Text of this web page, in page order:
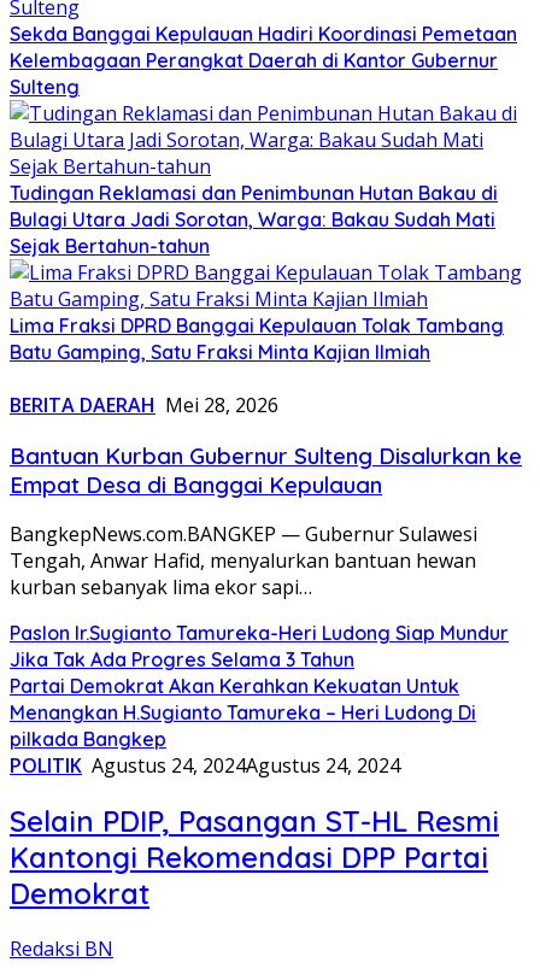
Sekda Banggai Kepulauan Hadiri Koordinasi Pemetaan
Kelembagaan Perangkat Daerah di Kantor Gubernur
Sulteng
Tudingan Reklamasi dan Penimbunan Hutan Bakau di
Bulagi Utara Jadi Sorotan, Warga: Bakau Sudah Mati
Sejak Bertahun-tahun
Lima Fraksi DPRD Banggai Kepulauan Tolak Tambang
Batu Gamping, Satu Fraksi Minta Kajian Ilmiah
BERITA DAERAH Mei 28, 2026
Bantuan Kurban Gubernur Sulteng Disalurkan ke
Empat Desa di Banggai Kepulauan
BangkepNews.com.BANGKEP — Gubernur Sulawesi
Tengah, Anwar Hafid, menyalurkan bantuan hewan
kurban sebanyak lima ekor sapi…
Paslon Ir.Sugianto Tamureka-Heri Ludong Siap Mundur
Jika Tak Ada Progres Selama 3 Tahun
Partai Demokrat Akan Kerahkan Kekuatan Untuk
Menangkan H.Sugianto Tamureka – Heri Ludong Di
pilkada Bangkep
POLITIK Agustus 24, 2024Agustus 24, 2024
Selain PDIP, Pasangan ST-HL Resmi
Kantongi Rekomendasi DPP Partai
Demokrat
Redaksi BN